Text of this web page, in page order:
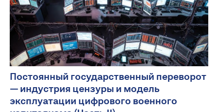
Постоянный государственный переворот
— индустрия цензуры и модель
эксплуатации цифрового военного